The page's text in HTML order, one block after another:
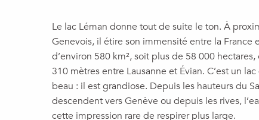
Le lac Léman donne tout de suite le ton. À
Genevois, il étire son immensité entre la France
d’environ 580 km², soit plus de 58 000
310 mètres entre Lausanne et Évian. C’est un
beau : il est grandiose. Depuis les hauteurs du
descendent vers Genève ou depuis les rives,
cette impression rare de respirer plus large.